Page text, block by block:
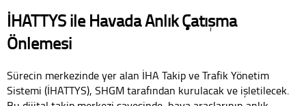
İHATTYS ile Havada Anlık Çatışma
Önlemesi
Sürecin merkezinde yer alan İHA Takip ve Trafik Yönetim
Sistemi (İHATTYS), SHGM tarafından kurulacak ve işletilecek.